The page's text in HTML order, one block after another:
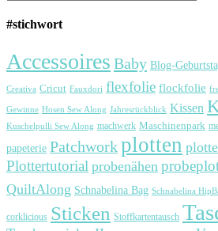
#stichwort
Accessoires Baby Blog-
Creativa Cricut Fauxdori flexfolie flockfolie
Gewinne Hosen Sew Along Jahresrückblick Kissen
Kuschelpulli Sew Along machwerk Maschinenpark
papeterie Patchworkplotten
Plottertutorial probenähen
QuiltAlong Schnabelina Bag Schnabelina
corklicious Sticken Stoffkartentausch